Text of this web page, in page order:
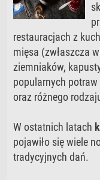
restauracjach z
mięsa (zwłaszcza
ziemniaków,
popularnych potraw
oraz różnego
W ostatnich latach
pojawiło się wiele
tradycyjnych dań.